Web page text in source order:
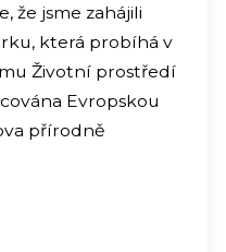
že jsme zahájili
která probíhá v
Životní prostředí
Evropskou
přírodně